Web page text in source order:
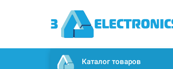
Каталог товаров